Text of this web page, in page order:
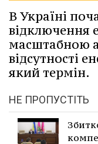
В Україні
відключення
масштабною
відсутності
який термін.
НЕ ПРОПУСТІТЬ